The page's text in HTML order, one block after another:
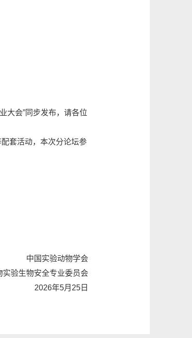
大会”同步发布，请各位
套活动，本次分论坛参
中国实验动物学会
实验生物安全专业委员会
2026年5月25日